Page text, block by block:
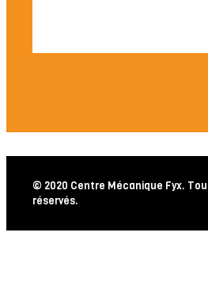
© 2020 Centre Mécanique Fyx.
réservés.